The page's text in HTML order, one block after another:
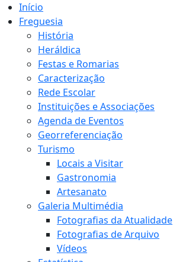
Início
Freguesia
História
Heráldica
Festas e Romarias
Caracterização
Rede Escolar
Instituições e Associações
Agenda de Eventos
Georreferenciação
Turismo
Locais a Visitar
Gastronomia
Artesanato
Galeria Multimédia
Fotografias da Atualidade
Fotografias de Arquivo
Vídeos